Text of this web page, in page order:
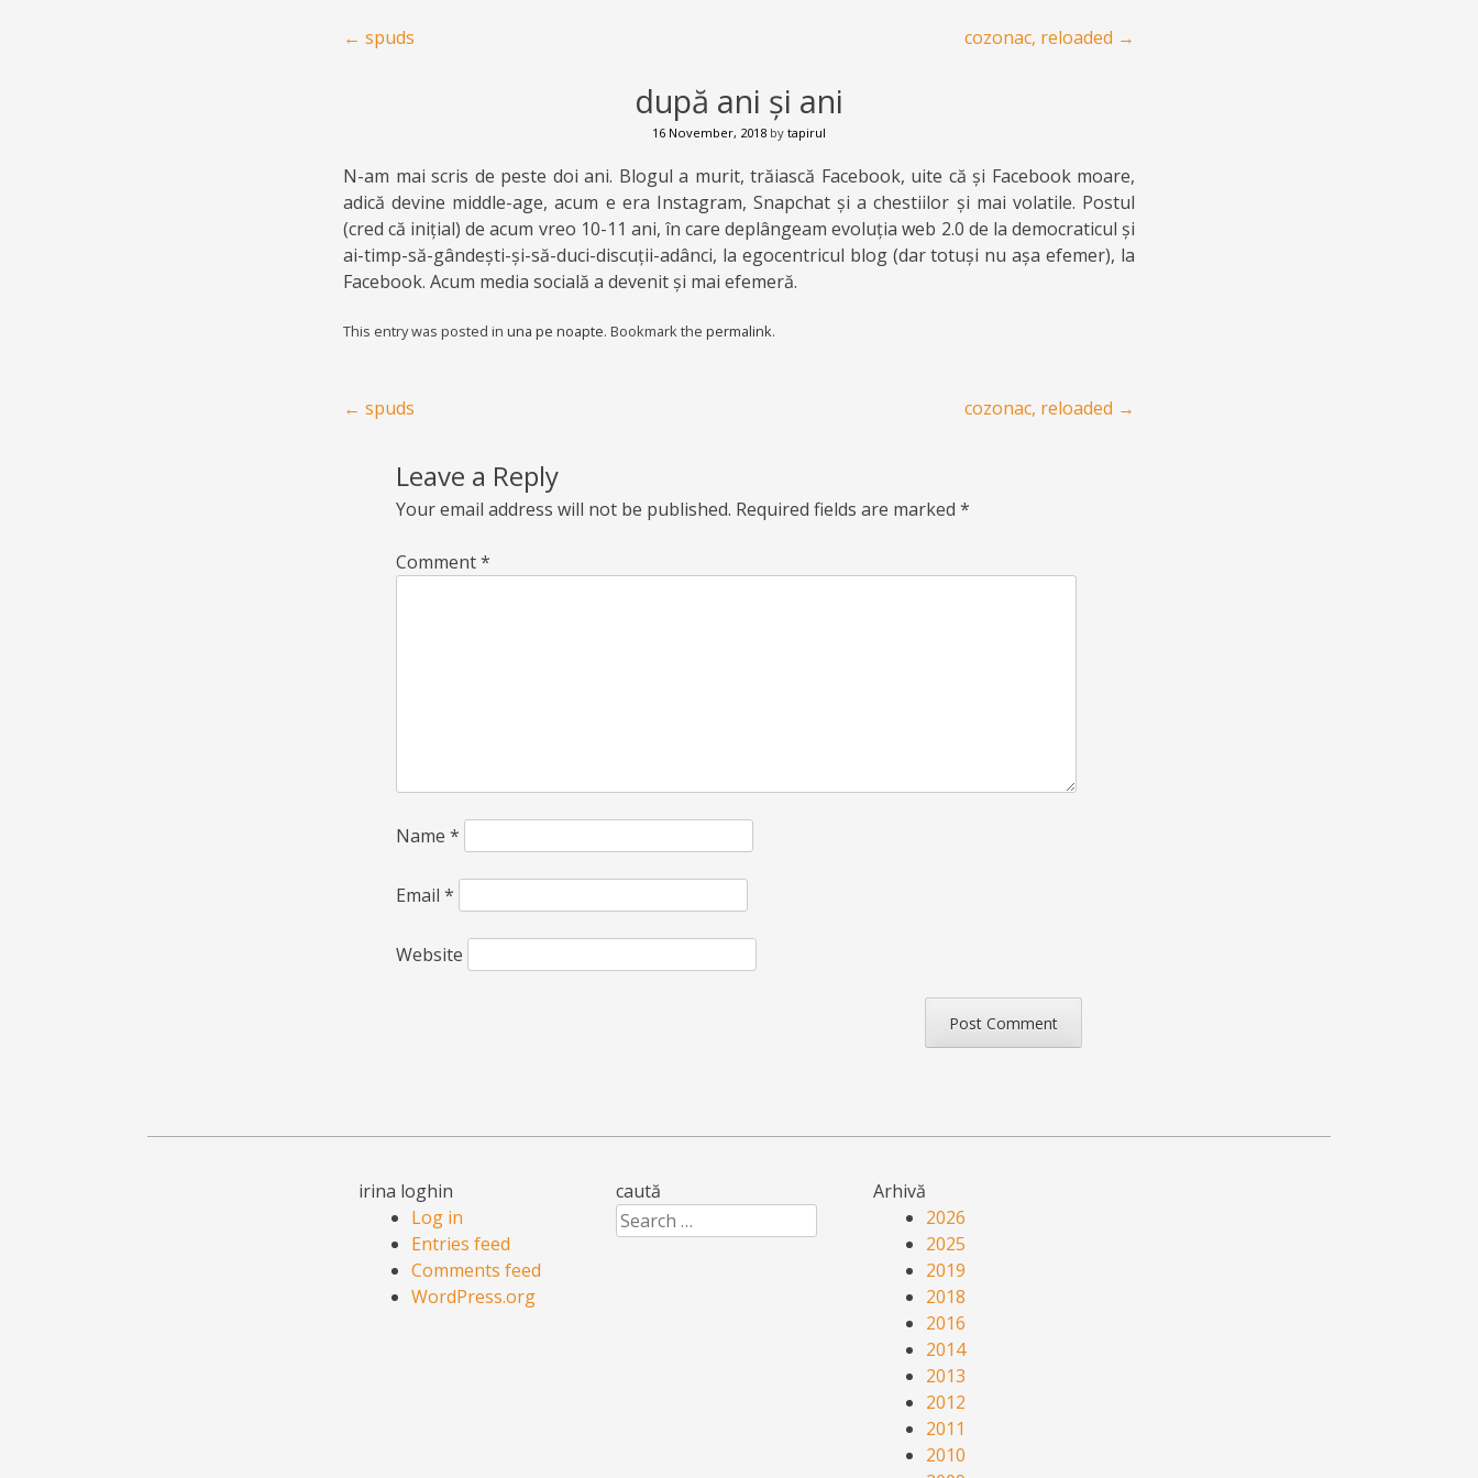
Post navigation
← spuds cozonac, reloaded →
după ani și ani
16 November, 2018 by tapirul
N-am mai scris de peste doi ani. Blogul a murit, trăiască Facebook, uite că și Facebook moare,
adică devine middle-age, acum e era Instagram, Snapchat și a chestiilor și mai volatile. Postul
(cred că inițial) de acum vreo 10-11 ani, în care deplângeam evoluția web 2.0 de la democraticul și
ai-timp-să-gândești-și-să-duci-discuții-adânci, la egocentricul blog (dar totuși nu așa efemer), la
Facebook. Acum media socială a devenit și mai efemeră.
This entry was posted in una pe noapte. Bookmark the permalink.
Post navigation
← spuds cozonac, reloaded →
Leave a Reply
Your email address will not be published. Required fields are marked *
Comment*
Name *
Email *
Website
irina loghin
Log in
Entries feed
Comments feed
WordPress.org
caută
Search
Arhivă
2026
2025
2019
2018
2016
2014
2013
2012
2011
2010